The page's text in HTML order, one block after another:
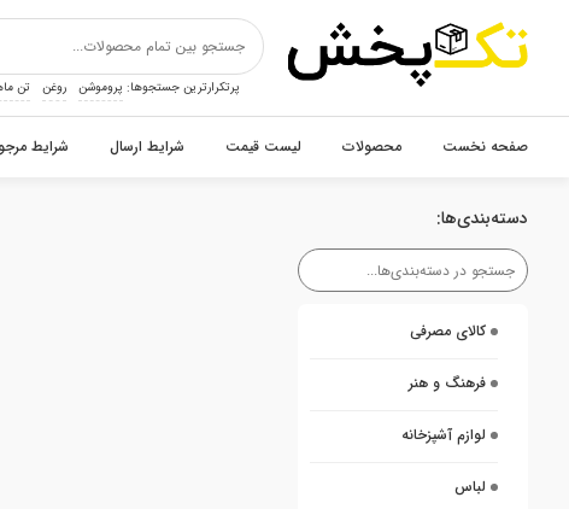
پرتکرارترین جستجوها: پروموشن روغن تن
صفحه نخست محصولات لیست قیمت شرایط ارسال شرایط
دسته‌بندی‌ها:
کالای مصرفی
فرهنگ و هنر
لوازم آشپزخانه
لباس